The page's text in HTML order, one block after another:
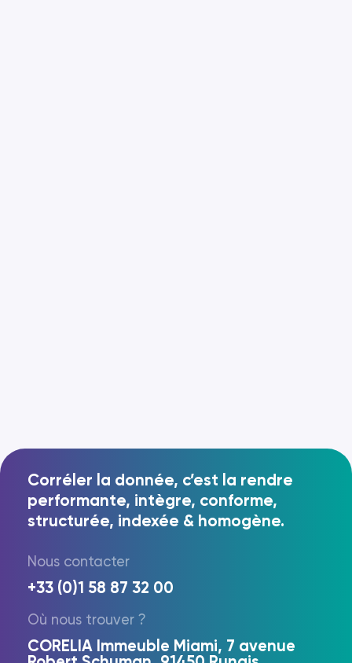
Corréler la donnée, c’est la rendre
performante, intègre, conforme,
structurée, indexée & homogène.
Nous contacter
+33 (0)1 58 87 32 00
Où nous trouver ?
CORELIA Immeuble Miami, 7 avenue